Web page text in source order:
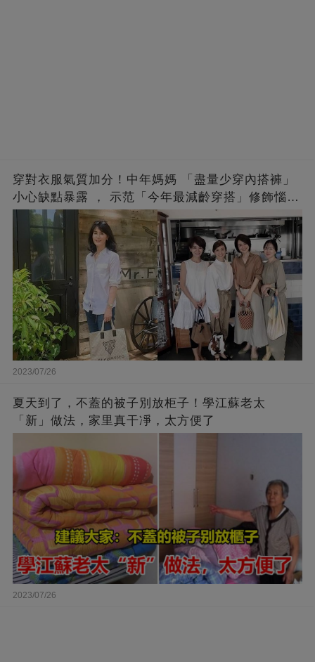
穿對衣服氣質加分！中年媽媽 「盡量少穿內搭褲」
小心缺點暴露 ， 示范「今年最減齡穿搭」修飾惱人
下半身
2023/07/26
夏天到了，不蓋的被子別放柜子！學江蘇老太
「新」做法，家里真干凈，太方便了
2023/07/26